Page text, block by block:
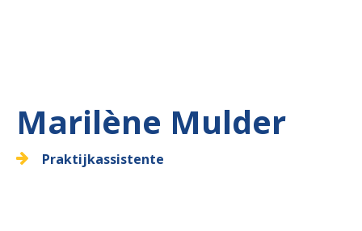
Marilène Mulder
Praktijkassistente